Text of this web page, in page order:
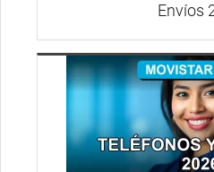
Envíos